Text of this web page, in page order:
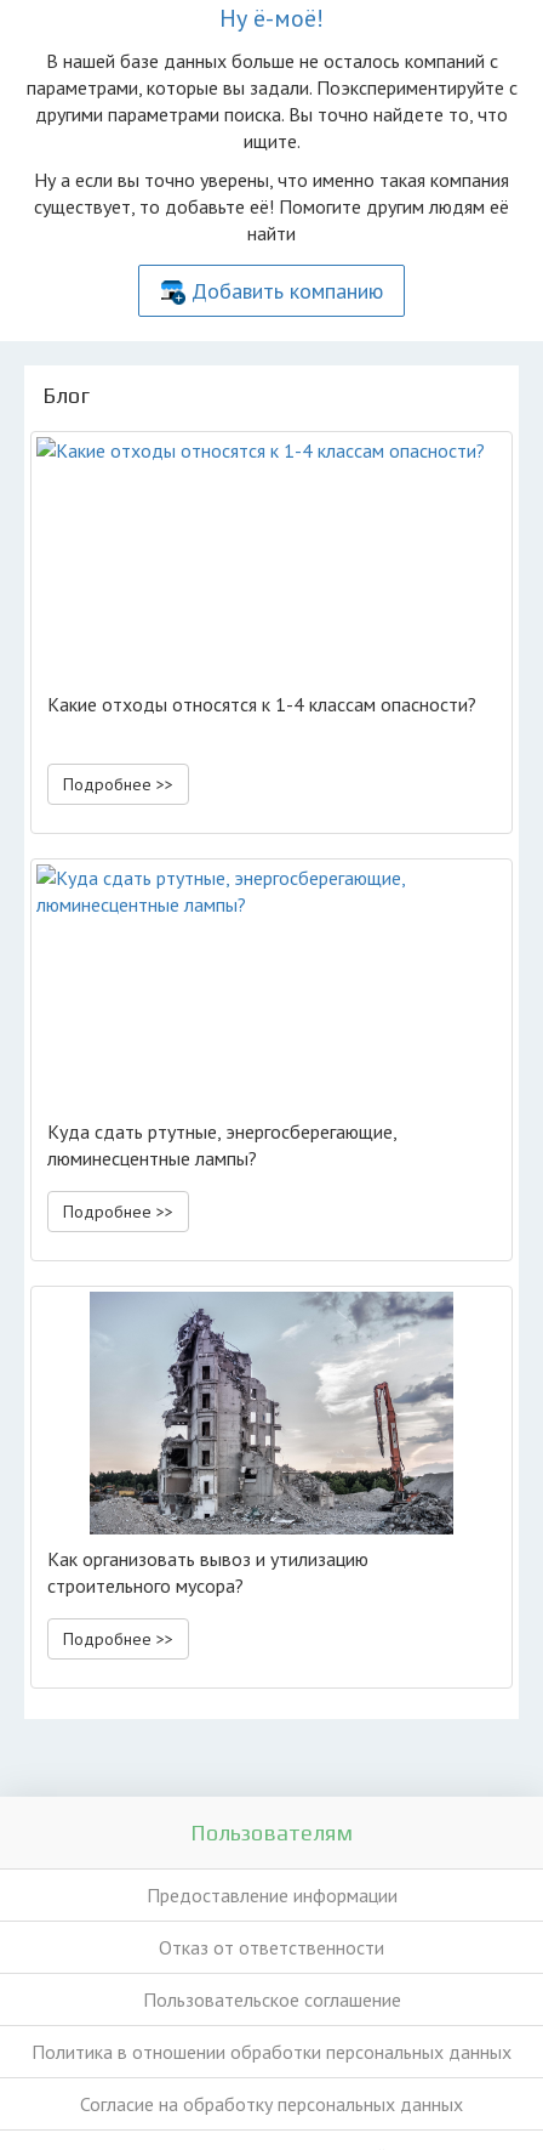
Ну ё-моё!
В нашей базе данных больше не осталоcь компаний с
параметрами, которые вы задали. Поэкспериментируйте с
другими параметрами поиска. Вы точно найдете то, что
ищите.
Ну а если вы точно уверены, что именно такая компания
существует, то добавьте её! Помогите другим людям её
найти
Добавить компанию
Блог
Какие отходы относятся к 1-4 классам опасности?
Подробнее >>
Куда сдать ртутные, энергосберегающие,
люминесцентные лампы?
Подробнее >>
Как организовать вывоз и утилизацию
строительного мусора?
Подробнее >>
Пользователям
Предоставление информации
Отказ от ответственности
Пользовательское соглашение
Политика в отношении обработки персональных данных
Согласие на обработку персональных данных